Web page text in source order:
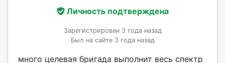
Личность подтверждена
Зарегистрирован 3 года назад
Был на сайте 3 года назад
много целевая бригада выполнит весь спектр